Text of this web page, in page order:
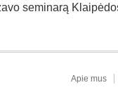
seminarą
Apie mus